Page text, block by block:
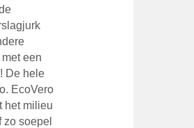
een
De hele
EcoVero
het milieu
soepel